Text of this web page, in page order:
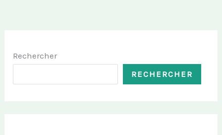
Rechercher
RECHERCHER